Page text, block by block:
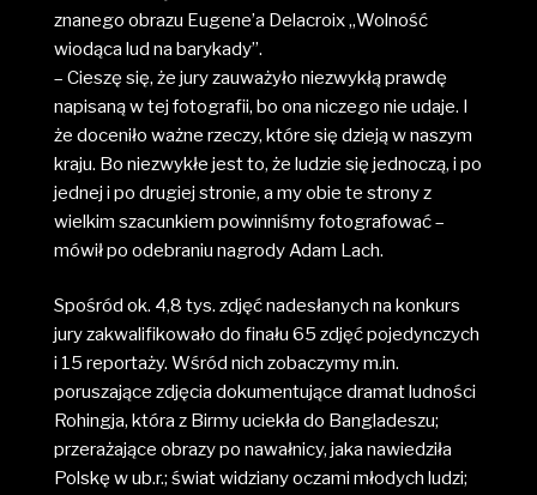
znanego obrazu Eugene’a Delacroix „Wolność
wiodąca lud na barykady”.
– Cieszę się, że jury zauważyło niezwykłą prawdę
napisaną w tej fotografii, bo ona niczego nie udaje. I
że doceniło ważne rzeczy, które się dzieją w naszym
kraju. Bo niezwykłe jest to, że ludzie się jednoczą, i po
jednej i po drugiej stronie, a my obie te strony z
wielkim szacunkiem powinniśmy fotografować –
mówił po odebraniu nagrody Adam Lach.
Spośród ok. 4,8 tys. zdjęć nadesłanych na konkurs
jury zakwalifikowało do finału 65 zdjęć pojedynczych
i 15 reportaży. Wśród nich zobaczymy m.in.
poruszające zdjęcia dokumentujące dramat ludności
Rohingja, która z Birmy uciekła do Bangladeszu;
przerażające obrazy po nawałnicy, jaka nawiedziła
Polskę w ub.r.; świat widziany oczami młodych ludzi;